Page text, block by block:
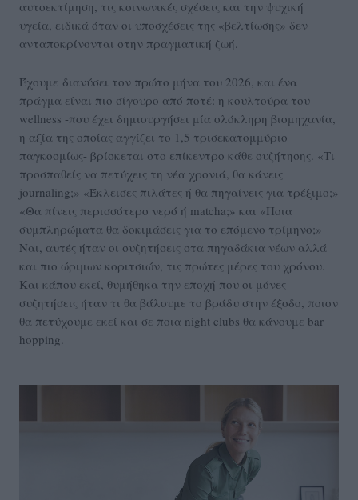
αυτοεκτίμηση, τις κοινωνικές σχέσεις και την ψυχική
υγεία, ειδικά όταν οι υποσχέσεις της «βελτίωσης» δεν
ανταποκρίνονται στην πραγματική ζωή.
Έχουμε διανύσει τον πρώτο μήνα του 2026, και ένα
πράγμα είναι πιο σίγουρο από ποτέ: η κουλτούρα του
wellness -που έχει δημιουργήσει μία ολόκληρη βιομηχανία,
η αξία της οποίας αγγίζει το 1,5 τρισεκατομμύριο
παγκοσμίως- βρίσκεται στο επίκεντρο κάθε συζήτησης. «Τι
προσπαθείς να πετύχεις τη νέα χρονιά, θα κάνεις
journaling;» «Έκλεισες πιλάτες ή θα πηγαίνεις για τρέξιμο;»
«Θα πίνεις περισσότερο νερό ή matcha;» και «Ποια
συμπληρώματα θα δοκιμάσεις για το επόμενο τρίμηνο;»
Ναι, αυτές ήταν οι συζητήσεις στα πηγαδάκια νέων αλλά
και πιο ώριμων κοριτσιών, τις πρώτες μέρες του χρόνου.
Και κάπου εκεί, θυμήθηκα την εποχή που οι μόνες
συζητήσεις ήταν τι θα βάλουμε το βράδυ στην έξοδο, ποιον
θα πετύχουμε εκεί και σε ποια night clubs θα κάνουμε bar
hopping.